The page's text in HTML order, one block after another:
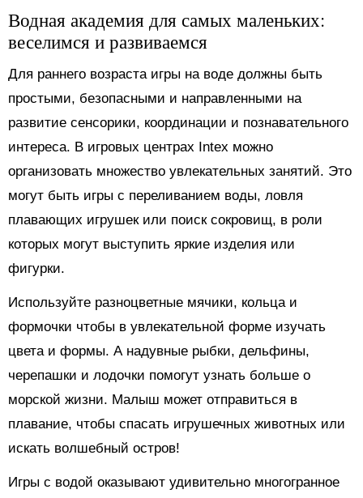
Водная академия для самых маленьких:
веселимся и развиваемся
Для раннего возраста игры на воде должны быть
простыми, безопасными и направленными на
развитие сенсорики, координации и познавательного
интереса. В игровых центрах Intex можно
организовать множество увлекательных занятий. Это
могут быть игры с переливанием воды, ловля
плавающих игрушек или поиск сокровищ, в роли
которых могут выступить яркие изделия или
фигурки.
Используйте разноцветные мячики, кольца и
формочки чтобы в увлекательной форме изучать
цвета и формы. А надувные рыбки, дельфины,
черепашки и лодочки помогут узнать больше о
морской жизни. Малыш может отправиться в
плавание, чтобы спасать игрушечных животных или
искать волшебный остров!
Игры с водой оказывают удивительно многогранное